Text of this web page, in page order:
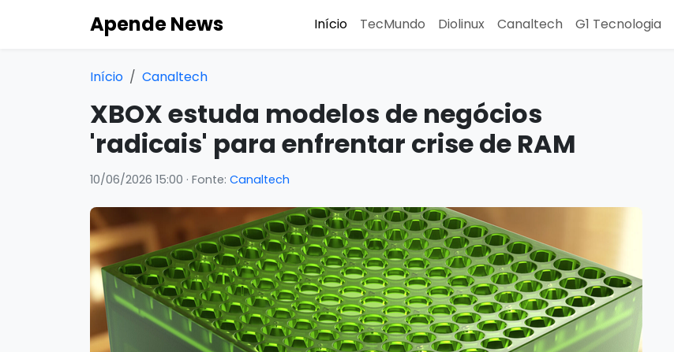
Apende News Início TecMundo Diolinux Canaltech G1 Tecnologia
Início Canaltech
XBOX estuda modelos de negócios
'radicais' para enfrentar crise de RAM
10/06/2026 15:00 · Fonte: Canaltech